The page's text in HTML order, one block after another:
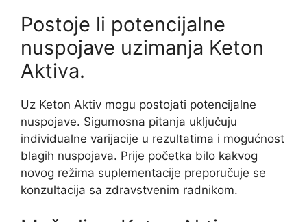
Postoje li potencijalne
nuspojave uzimanja Keton
Aktiva.
Uz Keton Aktiv mogu postojati potencijalne
nuspojave. Sigurnosna pitanja uključuju
individualne varijacije u rezultatima i mogućnost
blagih nuspojava. Prije početka bilo kakvog
novog režima suplementacije preporučuje se
konzultacija sa zdravstvenim radnikom.